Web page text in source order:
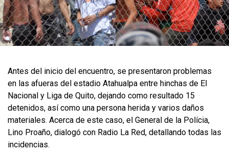
Antes del inicio del encuentro, se presentaron problemas
en las afueras del estadio Atahualpa entre hinchas de El
Nacional y Liga de Quito, dejando como resultado 15
detenidos, así como una persona herida y varios daños
materiales. Acerca de este caso, el General de la Polícia,
Lino Proaño, dialogó con Radio La Red, detallando todas las
incidencias.